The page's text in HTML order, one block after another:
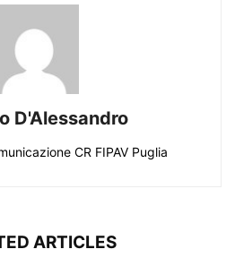
D'Alessandro
CR FIPAV Puglia
ARTICLES